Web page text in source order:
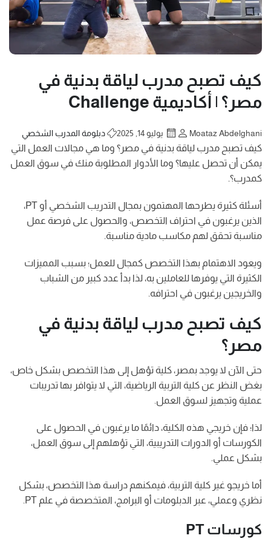
كيف تصبح مدرب لياقة بدنية في
مصر؟ | أكاديمية Challenge
Moataz Abdelghani يوليو 14, 2025 دبلومة المدرب الشخصي
كيف تصبح مدرب لياقة بدنية في مصر؟ وما هي مجالات العمل التي
يمكن أن تحصل عليها؟ وما الأدوار المطلوبة منك في سوق العمل
كمدرب؟.
أسئلة كثيرة يطرحها المهتمون بمجال التدريب الشخصي أو PT،
الذين يرغبون في احتراف التخصص، والحصول على فرصة عمل
مناسبة تحقق لهم مكاسب مادية مناسبة.
ويعود الاهتمام بهذا التخصص كمجال للعمل؛ بسبب المميزات
الكثيرة التي يوفرها للعاملين به، لذا بدأ عدد كبير من الشباب
والخريجين يرغبون في احترافه.
كيف تصبح مدرب لياقة بدنية في
مصر؟
حتى الآن لا يوجد بمصر، كلية تؤهل إلى هذا التخصص بشكل خاص،
بغض النظر عن كلية التربية الرياضية، التي لا يتوافر بها تدريبات
عملية وتجهيز لسوق العمل.
لذا؛ فإن خريجي هذه الكلية، دائمًا ما يرغبون في الحصول على
الكورسات أو الدورات التدريبية، التي تؤهلهم إلى سوق العمل،
بشكل عملي.
أما خريجو غير كلية التربية، فيمكنهم دراسة هذا التخصص، بشكل
نظري وعملي، عبر الدبلومات أو البرامج، المتخصصة في علم PT.
كورسات PT